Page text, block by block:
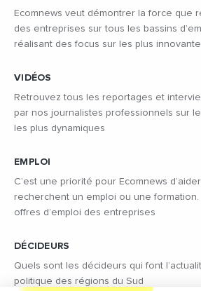
Ecomnews veut démontrer la force que
des entreprises sur tous les bassins
réalisant des focus sur les plus
VIDÉOS
Retrouvez tous les reportages et
par nos journalistes professionnels sur
les plus dynamiques
EMPLOI
C’est une priorité pour Ecomnews
recherchent un emploi ou une
offres d’emploi des entreprises
DÉCIDEURS
Quels sont les décideurs qui font
politique des régions du Sud